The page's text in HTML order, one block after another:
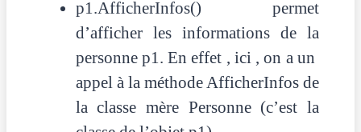
p1.AfficherInfos() permet
d’afficher les informations de la
personne p1. En effet , ici , on a un
appel à la méthode AfficherInfos de
la classe mère Personne (c’est la